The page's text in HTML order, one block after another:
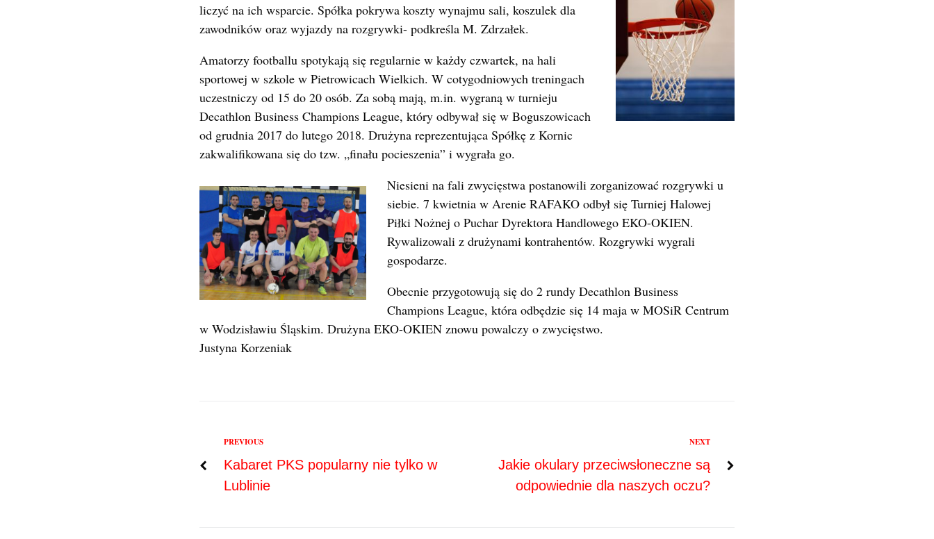
liczyć na ich wsparcie. Spółka pokrywa koszty wynajmu sali, koszulek dla
zawodników oraz wyjazdy na rozgrywki- podkreśla M. Zdrzałek.
Amatorzy footballu spotykają się regularnie w każdy czwartek, na hali
sportowej w szkole w Pietrowicach Wielkich. W cotygodniowych treningach
uczestniczy od 15 do 20 osób. Za sobą mają, m.in. wygraną w turnieju
Decathlon Business Champions League, który odbywał się w Boguszowicach
od grudnia 2017 do lutego 2018. Drużyna reprezentująca Spółkę z Kornic
zakwalifikowana się do tzw. „finału pocieszenia” i wygrała go.
Niesieni na fali zwycięstwa postanowili zorganizować rozgrywki u
siebie. 7 kwietnia w Arenie RAFAKO odbył się Turniej Halowej
Piłki Nożnej o Puchar Dyrektora Handlowego EKO-OKIEN.
Rywalizowali z drużynami kontrahentów. Rozgrywki wygrali
gospodarze.
Obecnie przygotowują się do 2 rundy Decathlon Business
Champions League, która odbędzie się 14 maja w MOSiR Centrum
w Wodzisławiu Śląskim. Drużyna EKO-OKIEN znowu powalczy o zwycięstwo.
Justyna Korzeniak
Nawigacja
wpisu
Previous
PREVIOUS
Kabaret PKS popularny nie tylko w
Lublinie
NEXT
Jakie okulary przeciwsłoneczne są
odpowiednie dla naszych oczu?